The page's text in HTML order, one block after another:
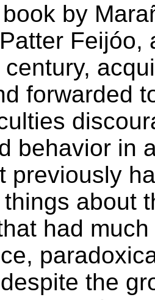
by
Feijóo,
forwarded
behavior in
previously
about
had
the